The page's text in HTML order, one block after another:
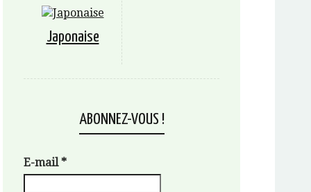
Japonaise
ABONNEZ-VOUS !
E-mail*